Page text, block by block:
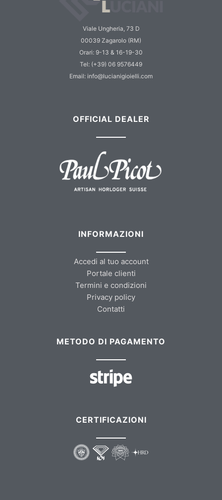
Viale Ungheria, 73 D
00039 Zagarolo (RM)
Orari: 9-13 & 16-19-30
Tel: (+39) 06 9576449
Email: info@lucianigioielli.com
OFFICIAL DEALER
INFORMAZIONI
Accedi al tuo account
Portale clienti
Termini e condizioni
Privacy policy
Contatti
METODO DI PAGAMENTO
CERTIFICAZIONI